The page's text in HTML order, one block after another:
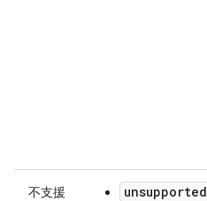
不支援 unsupported